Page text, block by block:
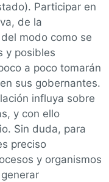
Participar en
de la
modo como se
y posibles
a poco tomarán
sus gobernantes.
influya sobre
y con ello
Sin duda, para
preciso
y organismos